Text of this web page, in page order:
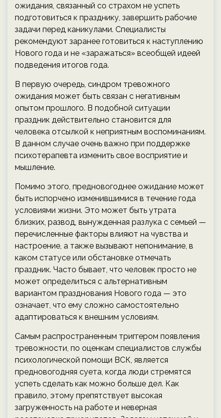
ожидания, связанный со страхом не успеть
подготовиться к празднику, завершить рабочие
задачи перед каникулами. Специалисты
рекомендуют заранее готовиться к наступлению
Нового года и не «заражаться» всеобщей идеей
подведения итогов года.
В первую очередь, синдром тревожного
ожидания может быть связан с негативным
опытом прошлого. В подобной ситуации
праздник действительно становится для
человека отсылкой к неприятным воспоминаниям.
В данном случае очень важно при поддержке
психотерапевта изменить свое восприятие и
мышление.
Помимо этого, предновогоднее ожидание может
быть испорчено изменившимися в течение года
условиями жизни. Это может быть утрата
близких, развод, вынужденная разлука с семьей —
перечисленные факторы влияют на чувства и
настроение, а также вызывают непонимание, в
каком статусе или обстановке отмечать
праздник. Часто бывает, что человек просто не
может определиться с альтернативным
вариантом празднования Нового года — это
означает, что ему сложно самостоятельно
адаптироваться к внешним условиям.
Самым распространенным триггером появления
тревожности, по оценкам специалистов службы
психологической помощи ВСК, является
предновогодняя суета, когда люди стремятся
успеть сделать как можно больше дел. Как
правило, этому препятствует высокая
загруженность на работе и неверная